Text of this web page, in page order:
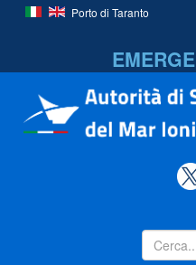
Porto di Taranto